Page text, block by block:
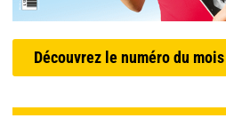
Découvrez le numéro du mois